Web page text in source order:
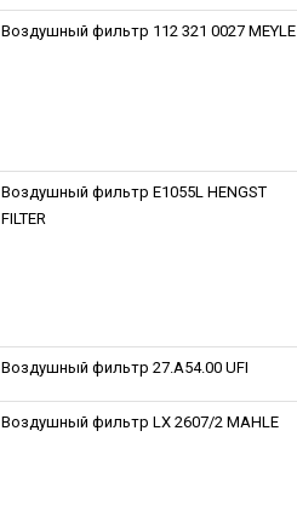
Воздушный фильтр 112 321 0027 MEYLE
Воздушный фильтр E1055L HENGST
FILTER
Воздушный фильтр 27.A54.00 UFI
Воздушный фильтр LX 2607/2 MAHLE